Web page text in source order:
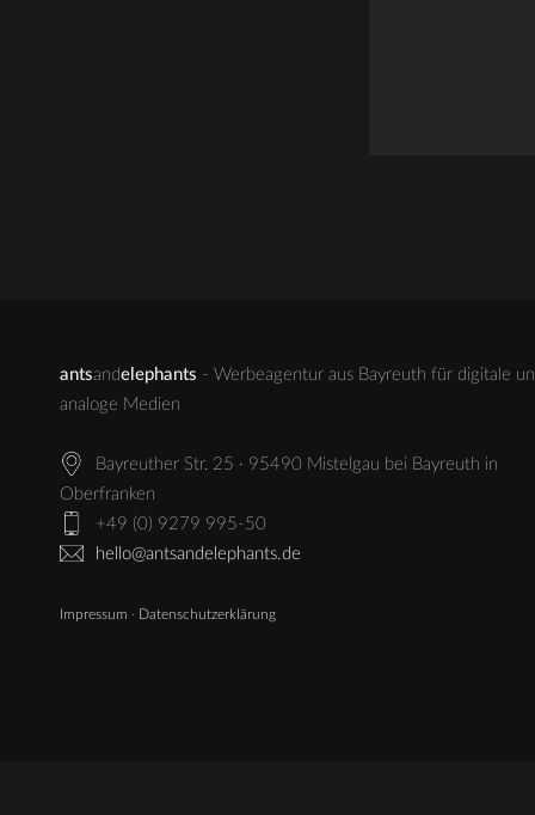
antsandelephants - Werbeagentur aus Bayreuth für digitale
analoge Medien
Bayreuther Str. 25 · 95490 Mistelgau bei Bayreuth in
Oberfranken
+49 (0) 9279 995-50
hello@antsandelephants.de
Impressum · Datenschutzerklärung